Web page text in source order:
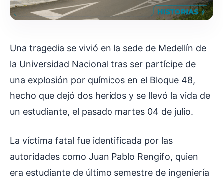
Una tragedia se vivió en la sede de Medellín de
la Universidad Nacional tras ser partícipe de
una explosión por químicos en el Bloque 48,
hecho que dejó dos heridos y se llevó la vida de
un estudiante, el pasado martes 04 de julio.
La víctima fatal fue identificada por las
autoridades como Juan Pablo Rengifo, quien
era estudiante de último semestre de ingeniería